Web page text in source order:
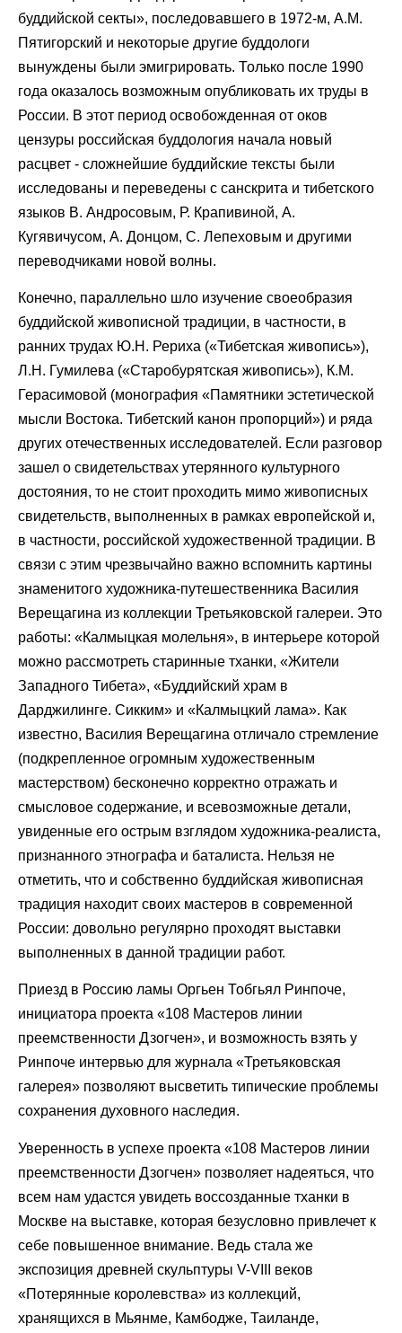
буддийской секты», последовавшего в 1972-м, А.М.
Пятигорский и некоторые другие буддологи
вынуждены были эмигрировать. Только после 1990
года оказалось возможным опубликовать их труды в
России. В этот период освобожденная от оков
цензуры российская буддология начала новый
расцвет - сложнейшие буддийские тексты были
исследованы и переведены с санскрита и тибетского
языков В. Андросовым, Р. Крапивиной, А.
Кугявичусом, А. Донцом, С. Лепеховым и другими
переводчиками новой волны.
Конечно, параллельно шло изучение своеобразия
буддийской живописной традиции, в частности, в
ранних трудах Ю.Н. Рериха («Тибетская живопись»),
Л.Н. Гумилева («Старобурятская живопись»), К.М.
Герасимовой (монография «Памятники эстетической
мысли Востока. Тибетский канон пропорций») и ряда
других отечественных исследователей. Если разговор
зашел о свидетельствах утерянного культурного
достояния, то не стоит проходить мимо живописных
свидетельств, выполненных в рамках европейской и,
в частности, российской художественной традиции. В
связи с этим чрезвычайно важно вспомнить картины
знаменитого художника-путешественника Василия
Верещагина из коллекции Третьяковской галереи. Это
работы: «Калмыцкая молельня», в интерьере которой
можно рассмотреть старинные тханки, «Жители
Западного Тибета», «Буддийский храм в
Дарджилинге. Сикким» и «Калмыцкий лама». Как
известно, Василия Верещагина отличало стремление
(подкрепленное огромным художественным
мастерством) бесконечно корректно отражать и
смысловое содержание, и всевозможные детали,
увиденные его острым взглядом художника-реалиста,
признанного этнографа и баталиста. Нельзя не
отметить, что и собственно буддийская живописная
традиция находит своих мастеров в современной
России: довольно регулярно проходят выставки
выполненных в данной традиции работ.
Приезд в Россию ламы Оргьен Тобгьял Ринпоче,
инициатора проекта «108 Мастеров линии
преемственности Дзогчен», и возможность взять у
Ринпоче интервью для журнала «Третьяковская
галерея» позволяют высветить типические проблемы
сохранения духовного наследия.
Уверенность в успехе проекта «108 Мастеров линии
преемственности Дзогчен» позволяет надеяться, что
всем нам удастся увидеть воссозданные тханки в
Москве на выставке, которая безусловно привлечет к
себе повышенное внимание. Ведь стала же
экспозиция древней скульптуры V-VIII веков
«Потерянные королевства» из коллекций,
хранящихся в Мьянме, Камбодже, Таиланде,